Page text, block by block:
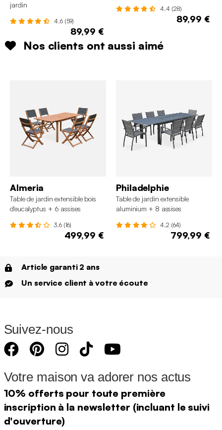
jardin
4.6 (59)
89,99 €
4.4 (28)
89,99 €
Nos clients ont aussi aimé
Almeria
Table de jardin extensible bois
d'eucalyptus + 6 assises
3.6 (16)
499,99 €
Philadelphie
Table de jardin extensible
aluminium + 8 assises
4.2 (64)
799,99 €
Article garanti 2 ans
Un service client à votre écoute
Suivez-nous
Votre maison va adorer nos actus
10% offerts pour toute première
inscription à la newsletter (incluant le suivi
d'ouverture)